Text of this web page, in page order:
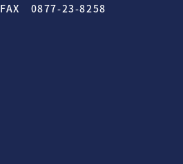
FAX 0877-23-8258